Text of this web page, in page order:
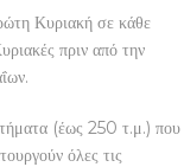
Κυριακή σε κάθε
πριν από την
(έως 250 τ.μ.) που
όλες τις